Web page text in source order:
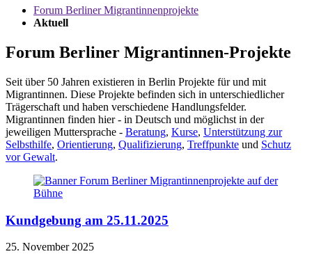
Forum Berliner Migrantinnenprojekte
Aktuell
Forum Berliner Migrantinnen-Projekte
Seit über 50 Jahren existieren in Berlin Projekte für und mit
Migrantinnen. Diese Projekte befinden sich in unterschiedlicher
Trägerschaft und haben verschiedene Handlungsfelder.
Migrantinnen finden hier - in Deutsch und möglichst in der
jeweiligen Muttersprache - Beratung, Kurse, Unterstützung zur
Selbsthilfe, Orientierung, Qualifizierung, Treffpunkte und Schutz
vor Gewalt.
Kundgebung am 25.11.2025
25. November 2025